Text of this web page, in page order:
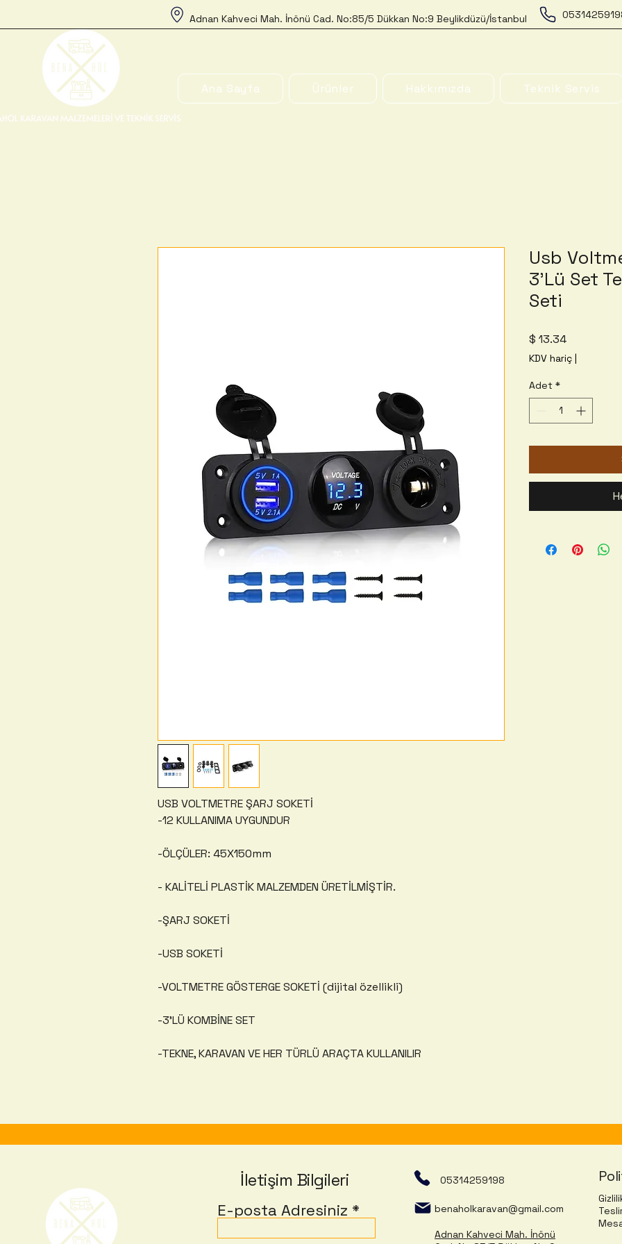
Adnan Kahveci Mah. İnönü Cad. No:85/5 Dükkan No:9 Beylikdüzü/İstanbul
Ana Sayfa Ürünler Hakkımızda Teknik Servis
USB VOLTMETRE ŞARJ SOKETİ
-12 KULLANIMA UYGUNDUR
-ÖLÇÜLER: 45X150mm
- KALİTELİ PLASTİK MALZEMDEN ÜRETİLMİŞTİR.
-ŞARJ SOKETİ
-USB SOKETİ
-VOLTMETRE GÖSTERGE SOKETİ (dijital özellikli)
-3'LÜ KOMBİNE SET
-TEKNE, KARAVAN VE HER TÜRLÜ ARAÇTA KULLANILIR
Usb
3'Lü Set
Seti
$ 13.34Fiyat
KDV hariç |
Adet *
İletişim Bilgileri
E-posta Adresiniz
05314259198
benaholkaravan@gmail.com
Adnan Kahveci Mah. İnönü